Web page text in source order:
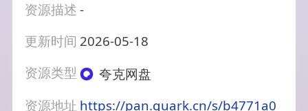
资源描述-
更新时间 2026-05-18
资源类型
夸克网盘
资源地址 https://pan.quark.cn/s/b4771a0